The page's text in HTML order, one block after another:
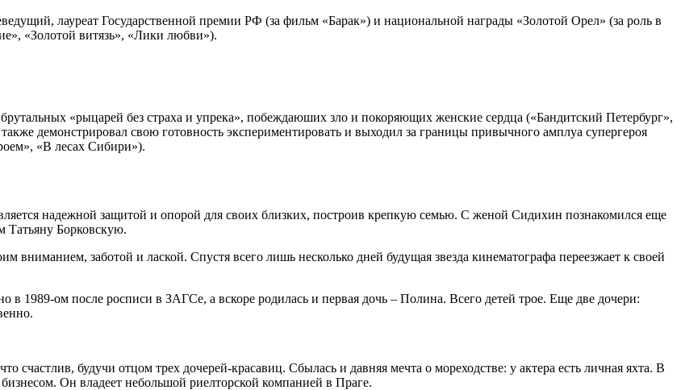
лауреат Государственной премии РФ (за фильм «Барак») и национальной награды «Золотой Орел» (за роль в
«Золотой витязь», «Лики любви»).
«рыцарей без страха и упрека», побеждаюших зло и покоряющих женские сердца («Бандитский Петербург»,
демонстрировал свою готовность экспериментировать и выходил за границы привычного амплуа супергероя
«В лесах Сибири»).
надежной защитой и опорой для своих близких, построив крепкую семью. С женой Сидихин познакомился еще
Татьяну Борковскую.
заботой и лаской. Спустя всего лишь несколько дней будущая звезда кинематографа переезжает к своей
1989-ом после росписи в ЗАГСе, а вскоре родилась и первая дочь – Полина. Всего детей трое. Еще две дочери:
счастлив, будучи отцом трех дочерей-красавиц. Сбылась и давняя мечта о мореходстве: у актера есть личная яхта. В
Он владеет небольшой риелторской компанией в Праге.